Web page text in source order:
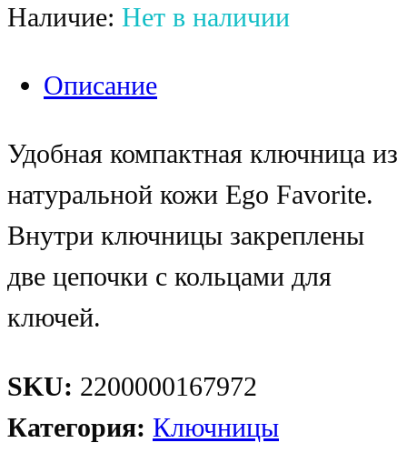
Наличие: Нет в наличии
Описание
Удобная компактная ключница из
натуральной кожи Ego Favorite.
Внутри ключницы закреплены
две цепочки с кольцами для
ключей.
SKU: 2200000167972
Категория: Ключницы